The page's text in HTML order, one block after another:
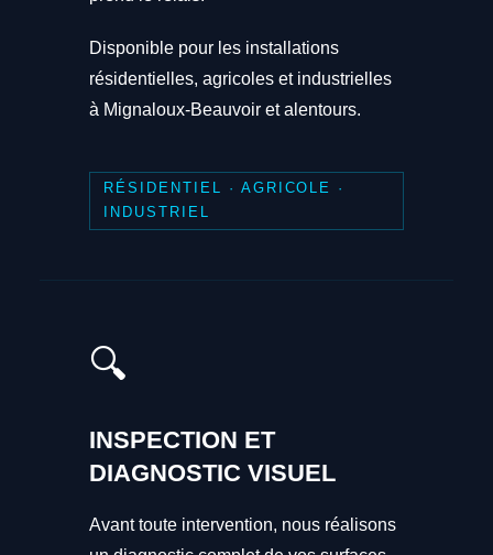
Disponible pour les installations
résidentielles, agricoles et industrielles
à Mignaloux-Beauvoir et alentours.
RÉSIDENTIEL · AGRICOLE ·
INDUSTRIEL
🔍
INSPECTION ET
DIAGNOSTIC VISUEL
Avant toute intervention, nous réalisons